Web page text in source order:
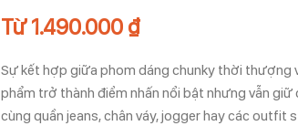
Từ1.490.000 ₫
Sự kết hợp giữa phom dáng chunky thời thượng
phẩm trở thành điểm nhấn nổi bật nhưng vẫn
cùng quần jeans, chân váy, jogger hay các outfit